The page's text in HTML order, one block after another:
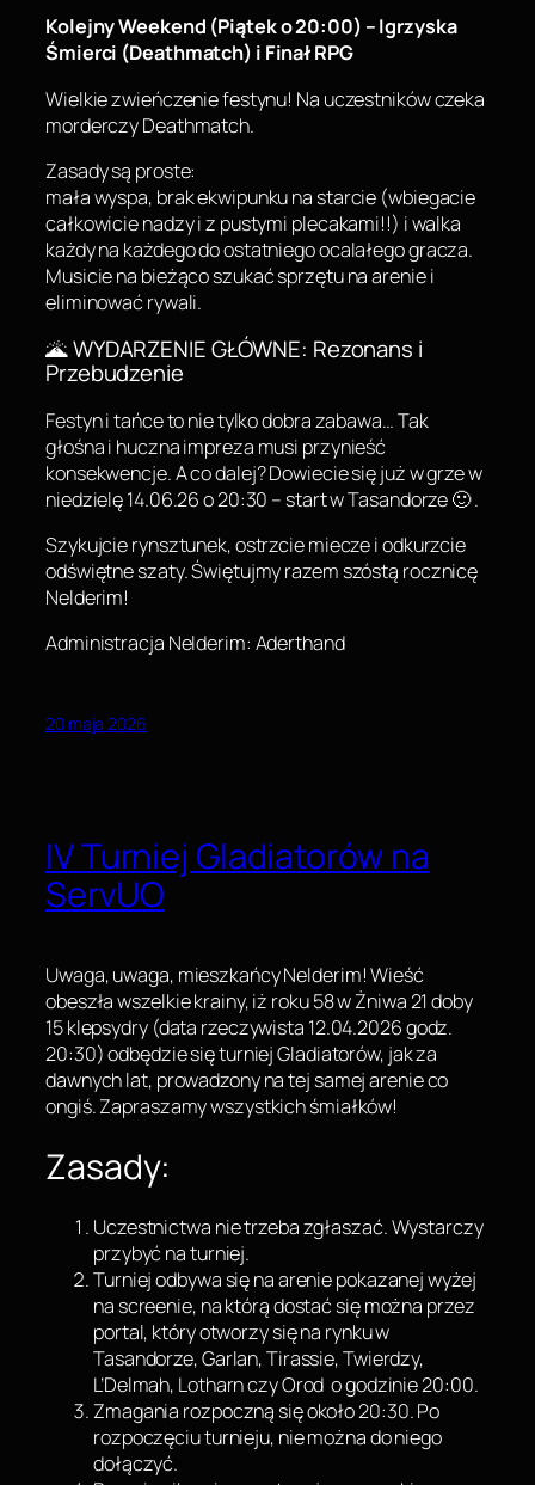
Kolejny Weekend (Piątek o 20:00) – Igrzyska
Śmierci (Deathmatch) i Finał RPG
Wielkie zwieńczenie festynu! Na uczestników czeka
morderczyDeathmatch.
Zasady są proste:
mała wyspa, brak ekwipunku na starcie (wbiegacie
całkowicie nadzy i z pustymi plecakami!!) i walka
każdy na każdego do ostatniego ocalałego gracza.
Musicie na bieżąco szukać sprzętu na arenie i
eliminować rywali.
🌋 WYDARZENIE GŁÓWNE: Rezonans i
Przebudzenie
Festyn i tańce to nie tylko dobra zabawa… Tak
głośna i huczna impreza musi przynieść
konsekwencje. A co dalej? Dowiecie się już w grze w
niedzielę 14.06.26 o 20:30 – start w Tasandorze 🙂 .
Szykujcie rynsztunek, ostrzcie miecze i odkurzcie
odświętne szaty. Świętujmy razem szóstą rocznicę
Nelderim!
Administracja Nelderim: Aderthand
20 maja 2026
IV Turniej Gladiatorów na
ServUO
Uwaga, uwaga, mieszkańcy Nelderim! Wieść
obeszła wszelkie krainy, iż roku 58 w Żniwa 21 doby
15 klepsydry (data rzeczywista 12.04.2026 godz.
20:30) odbędzie się turniej Gladiatorów, jak za
dawnych lat, prowadzony na tej samej arenie co
ongiś. Zapraszamy wszystkich śmiałków!
Zasady:
Uczestnictwa nie trzeba zgłaszać. Wystarczy
przybyć na turniej.
Turniej odbywa się na arenie pokazanej wyżej
na screenie, na którą dostać się można przez
portal, który otworzy się na rynku w
Tasandorze, Garlan, Tirassie, Twierdzy,
L’Delmah, Lotharn czy Orod o godzinie 20:00.
Zmagania rozpoczną się około 20:30. Po
rozpoczęciu turnieju, nie można do niego
dołączyć.